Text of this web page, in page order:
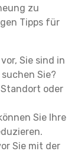
zu
Tipps für
Sie sind in
Sie?
oder
Sie Ihre
Sie mit der